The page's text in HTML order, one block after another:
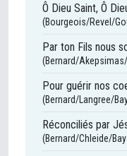
Ô Dieu Saint, Ô
(Bourgeois/Revel/
Par ton Fils nous
(Bernard/
Pour guérir nos
(Bernard/Langree/
Réconciliés par
(Bernard/Chleide/